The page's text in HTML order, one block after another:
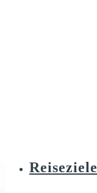
Reiseziele